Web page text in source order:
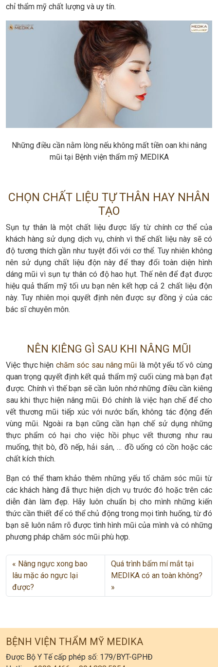
chỉ thẩm mỹ chất lượng và uy tín.
Những điều cần nằm lòng nếu không mất tiền oan khi nâng
mũi tại Bệnh viện thẩm mỹ MEDIKA
CHỌN CHẤT LIỆU TỰ THÂN HAY NHÂN
TẠO
Sụn tự thân là một chất liệu được lấy từ chính cơ thể của
khách hàng sử dụng dịch vụ, chính vì thế chất liệu này sẽ có
độ tương thích gần như tuyệt đối với cơ thể. Tuy nhiên không
nên sử dụng chất liệu độn này để thay đổi toàn diện hình
dáng mũi vì sụn tự thân có độ hao hụt. Thế nên để đạt được
hiệu quả thẩm mỹ tối ưu bạn nên kết hợp cả 2 chất liệu độn
này. Tuy nhiên mọi quyết định nên được sự đồng ý của các
bác sĩ chuyên môn.
NÊN KIÊNG GÌ SAU KHI NÂNG MŨI
Việc thực hiện chăm sóc sau nâng mũi là một yếu tố vô cùng
quan trọng quyết định kết quả thẩm mỹ cuối cùng mà bạn đạt
được. Chính vì thế bạn sẽ cần luôn nhớ những điều cần kiêng
sau khi thực hiện nâng mũi. Đó chính là việc hạn chế để cho
vết thương mũi tiếp xúc với nước bẩn, không tác động đến
vùng mũi. Ngoài ra bạn cũng cần hạn chế sử dụng những
thực phẩm có hại cho việc hồi phục vết thương như rau
muống, thịt bò, đồ nếp, hải sản, … đồ uống có cồn hoặc các
chất kích thích.
Bạn có thể tham khảo thêm những yếu tố chăm sóc mũi từ
các khách hàng đã thực hiện dịch vụ trước đó hoặc trên các
diễn đàn làm đẹp. Hãy luôn chuẩn bị cho mình những kiến
thức cần thiết để có thể chủ động trong mọi tình huống, từ đó
bạn sẽ luôn nắm rõ được tình hình mũi của mình và có những
phương pháp chăm sóc mũi phù hợp.
Nâng ngực xong bao
lâu mặc áo ngực lại
được?
Quá trình bấm mí mắt tại
MEDIKA có an toàn không?
BỆNH VIỆN THẨM MỸ MEDIKA
Được Bộ Y Tế cấp phép số: 179/BYT-GPHĐ